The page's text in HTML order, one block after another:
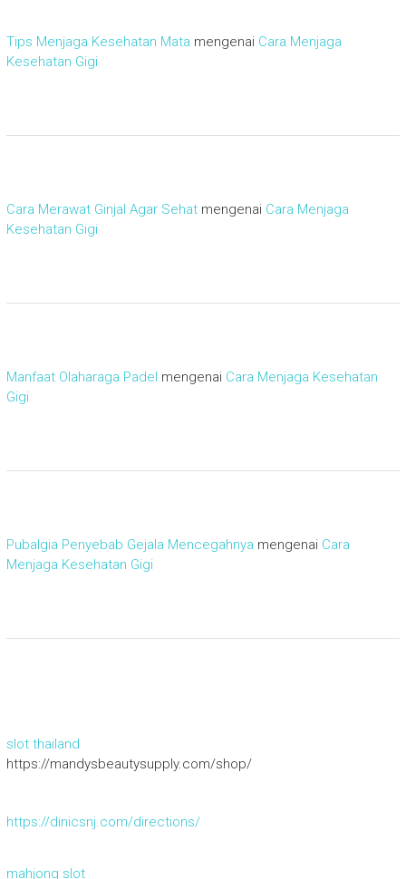
Tips Menjaga Kesehatan Mata mengenai Cara Menjaga
Kesehatan Gigi
Cara Merawat Ginjal Agar Sehatmengenai Cara Menjaga
Kesehatan Gigi
Manfaat Olaharaga Padel mengenai Cara Menjaga Kesehatan
Gigi
Pubalgia Penyebab Gejala Mencegahnya mengenai Cara
Menjaga Kesehatan Gigi
slot thailand
https://mandysbeautysupply.com/shop/
https://dinicsnj.com/directions/
mahjong slot